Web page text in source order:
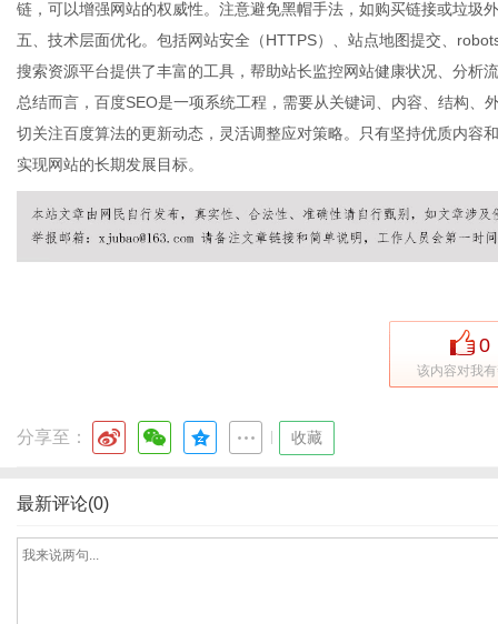
链，可以增强网站的权威性。注意避免黑帽手法，如购买链接或垃圾
五、技术层面优化。包括网站安全（HTTPS）、站点地图提交、
搜索资源平台提供了丰富的工具，帮助站长监控网站健康状况、分析
总结而言，百度SEO是一项系统工程，需要从关键词、内容、结构
切关注百度算法的更新动态，灵活调整应对策略。只有坚持优质内容
实现网站的长期发展目标。
0
该内容对我
分享至： 收藏
最新评论(0)